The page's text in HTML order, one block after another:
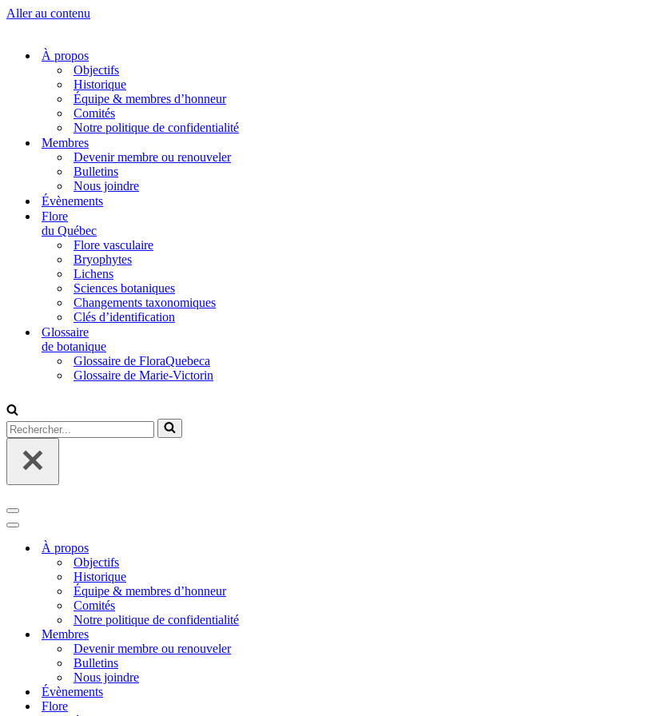
Aller au contenu
À propos
Objectifs
Historique
Équipe & membres d’honneur
Comités
Notre politique de confidentialité
Membres
Devenir membre ou renouveler
Bulletins
Nous joindre
Évènements
Flore
du Québec
Flore vasculaire
Bryophytes
Lichens
Sciences botaniques
Changements taxonomiques
Clés d’identification
Glossaire
de botanique
Glossaire de FloraQuebeca
Glossaire de Marie-Victorin
Rechercher...
Menu
de
navigation
Menu
navigationÀ propos
Objectifs
Historique
Équipe & membres d’honneur
Comités
Notre politique de confidentialité
Membres
Devenir membre ou renouveler
Bulletins
Nous joindre
Évènements
Flore